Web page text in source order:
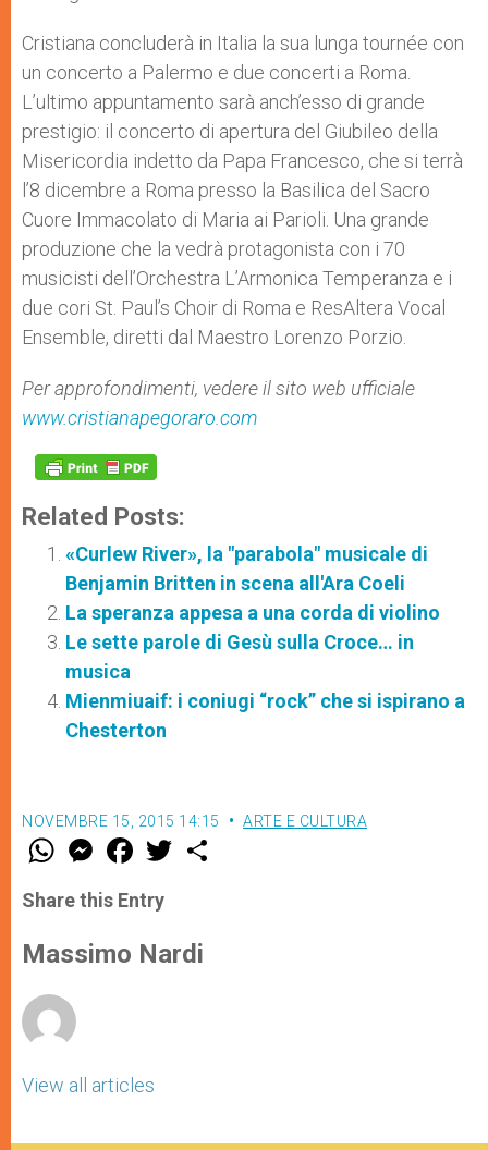
Cristiana concluderà in Italia la sua lunga tournée con
un concerto a Palermo e due concerti a Roma.
L’ultimo appuntamento sarà anch’esso di grande
prestigio: il concerto di apertura del Giubileo della
Misericordia indetto da Papa Francesco, che si terrà
l’8 dicembre a Roma presso la Basilica del Sacro
Cuore Immacolato di Maria ai Parioli. Una grande
produzione che la vedrà protagonista con i 70
musicisti dell’Orchestra L’Armonica Temperanza e i
due cori St. Paul’s Choir di Roma e ResAltera Vocal
Ensemble, diretti dal Maestro Lorenzo Porzio.
Per approfondimenti, vedere il sito web ufficiale
www.cristianapegoraro.com
Related Posts:
«Curlew River», la "parabola" musicale di
Benjamin Britten in scena all'Ara Coeli
La speranza appesa a una corda di violino
Le sette parole di Gesù sulla Croce… in
musica
Mienmiuaif: i coniugi “rock” che si ispirano a
Chesterton
NOVEMBRE 15, 2015 14:15 ARTE E CULTURA
W
t
s
p
p
M
e
s
e
g
e
F
a
e
b
o
k
w
r
Share this Entry
Massimo Nardi
View all articles